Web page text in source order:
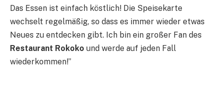
Das Essen ist einfach köstlich! Die Speisekarte
wechselt regelmäßig, so dass es immer wieder etwas
Neues zu entdecken gibt. Ich bin ein großer Fan des
Restaurant Rokoko und werde auf jeden Fall
wiederkommen!”